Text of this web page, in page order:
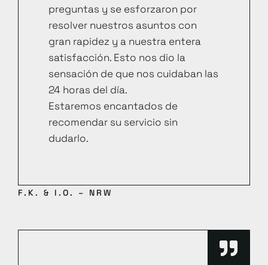
preguntas y se esforzaron por
resolver nuestros asuntos con
gran rapidez y a nuestra entera
satisfacción. Esto nos dio la
sensación de que nos cuidaban las
24 horas del día.
Estaremos encantados de
recomendar su servicio sin
dudarlo.
F.K. & I.O. – NRW